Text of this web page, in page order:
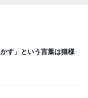
す」という言葉は猫様